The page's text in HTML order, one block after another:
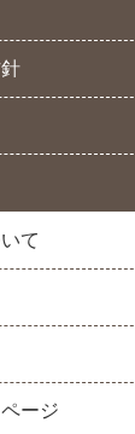
て
ージ